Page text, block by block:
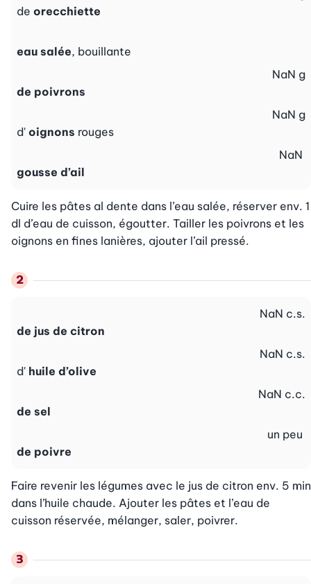
de orecchiette
eau salée, bouillante
de poivrons
NaN g
d' oignons rouges
NaN g
gousse d’ail
NaN
Cuire les pâtes al dente dans l’eau salée, réserver env. 1
dl d’eau de cuisson, égoutter. Tailler les poivrons et les
oignons en fines lanières, ajouter l’ail pressé.
de jus de citron
NaN c.s.
d' huile d’olive
NaN c.s.
de sel
NaN c.c.
de poivre
un peu
Faire revenir les légumes avec le jus de citron env. 5 min
dans l’huile chaude. Ajouter les pâtes et l’eau de
cuisson réservée, mélanger, saler, poivrer.